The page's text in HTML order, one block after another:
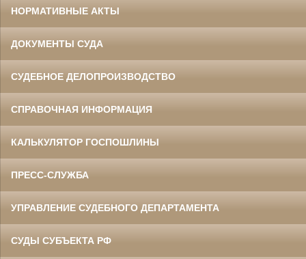
НОРМАТИВНЫЕ АКТЫ
ДОКУМЕНТЫ СУДА
СУДЕБНОЕ ДЕЛОПРОИЗВОДСТВО
СПРАВОЧНАЯ ИНФОРМАЦИЯ
КАЛЬКУЛЯТОР ГОСПОШЛИНЫ
ПРЕСС-СЛУЖБА
УПРАВЛЕНИЕ СУДЕБНОГО ДЕПАРТАМЕНТА
СУДЫ СУБЪЕКТА РФ